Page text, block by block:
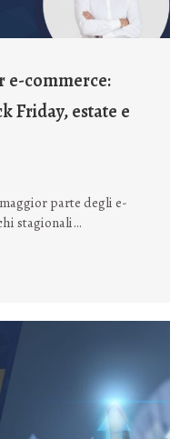
e-commerce:
Friday, estate e
parte degli e-
stagionali…